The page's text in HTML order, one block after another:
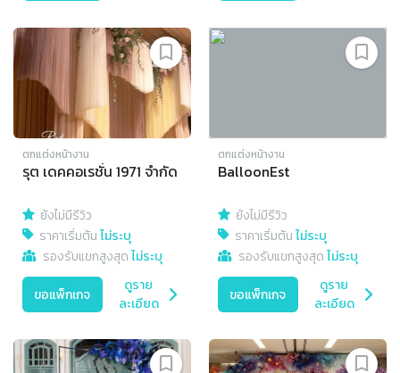
ตกแต่งหน้างาน
รุต เดคคอเรชั่น 1971 จำกัด
ยังไม่มีรีวิว
ราคาเริ่มต้นไม่ระบุ
รองรับแขกสูงสุดไม่ระบุ
ขอแพ็กเกจ
ดูราย
ละเอียด
ตกแต่งหน้างาน
BalloonEst
ยังไม่มีรีวิว
ราคาเริ่มต้นไม่ระบุ
รองรับแขกสูงสุดไม่ระบุ
ขอแพ็กเกจ
ดูราย
ละเอียด